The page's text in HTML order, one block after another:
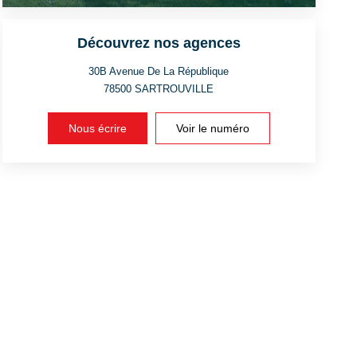
Découvrez nos agences
30B Avenue De La République
78500SARTROUVILLE
Nous écrire Voir le numéro